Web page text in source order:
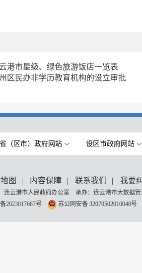
港市星级、绿色旅游饭店一览表
区民办非学历教育机构的设立审批
省（区市）政府网站 设区市政府网站
图 | 内容保障 | 联系我们 | 我要
连云港市人民政府办公室 承办：连云港市大数据
2023017687号
苏公网安备 32070502010048号